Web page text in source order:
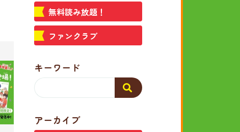
無料読み放題！
ファンクラブ
キーワード
アーカイブ